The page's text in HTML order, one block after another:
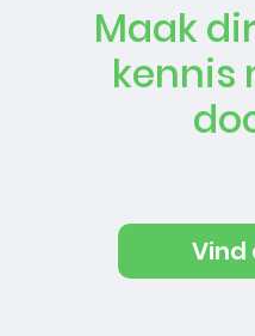
Maak
kennis